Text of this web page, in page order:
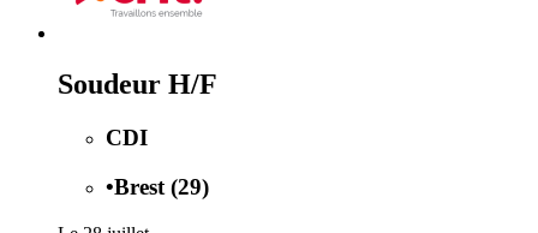
Soudeur H/F
CDI
•Brest (29)